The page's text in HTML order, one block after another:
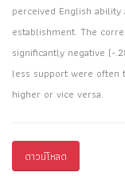
perceived English
establishment. The
significantly negative (-
less support were often
higher or vice versa.
ดาวน์โหลด